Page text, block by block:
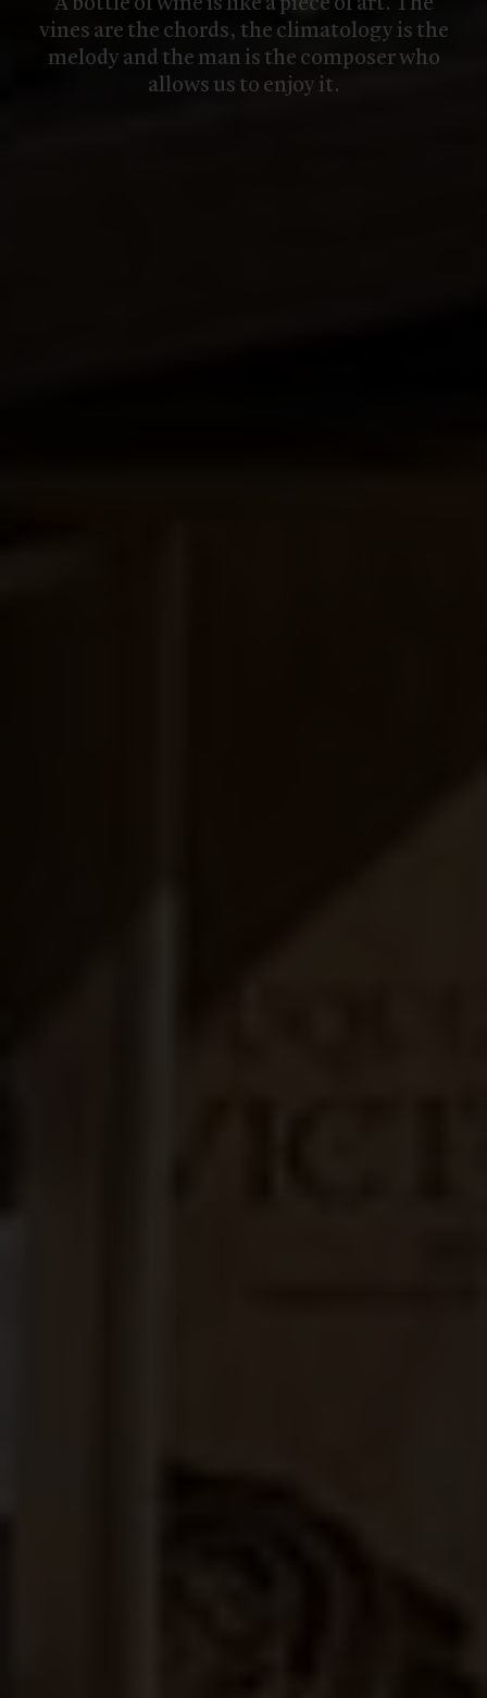
A bottle of wine is like a piece of art. The
vines are the chords, the climatology is the
melody and the man is the composer who
allows us to enjoy it.